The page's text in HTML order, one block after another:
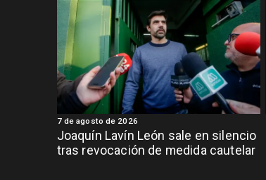
Joaquín Lavín León sale en silencio
tras revocación de medida cautelar
7 de agosto de 2026